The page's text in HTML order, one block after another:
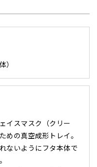
）
イスマスク（クリー
めの真空成形トレイ。
ないようにフタ本体で